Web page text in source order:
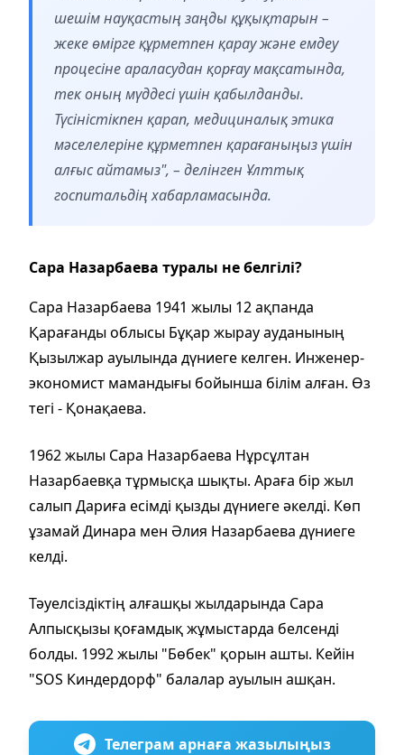
шешім науқастың заңды құқықтарын –
жеке өмірге құрметпен қарау және емдеу
процесіне араласудан қорғау мақсатында,
тек оның мүддесі үшін қабылданды.
Түсіністікпен қарап, медициналық этика
мәселелеріне құрметпен қарағаныңыз үшін
алғыс айтамыз", – делінген Ұлттық
госпитальдің хабарламасында.
Сара Назарбаева туралы не белгілі?
Сара Назарбаева 1941 жылы 12 ақпанда
Қарағанды облысы Бұқар жырау ауданының
Қызылжар ауылында дүниеге келген. Инженер-
экономист мамандығы бойынша білім алған. Өз
тегі - Қонақаева.
1962 жылы Сара Назарбаева Нұрсұлтан
Назарбаевқа тұрмысқа шықты. Араға бір жыл
салып Дариға есімді қызды дүниеге әкелді. Көп
ұзамай Динара мен Әлия Назарбаева дүниеге
келді.
Тәуелсіздіктің алғашқы жылдарында Сара
Алпысқызы қоғамдық жұмыстарда белсенді
болды. 1992 жылы "Бөбек" қорын ашты. Кейін
"SOS Киндердорф" балалар ауылын ашқан.
Телеграм арнаға жазылыңыз